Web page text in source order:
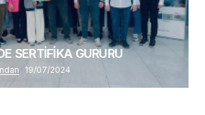
SERTİFİKA GURURU
19/07/2024